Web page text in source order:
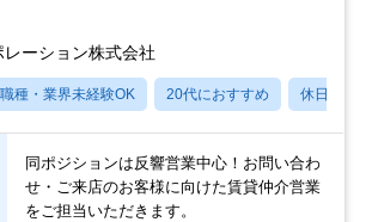
レーション株式会社
職種・業界未経験OK 20代におすすめ 休日120日
同ポジションは反響営業中心！お問い合わ
せ・ご来店のお客様に向けた賃貸仲介営業
をご担当いただきます。